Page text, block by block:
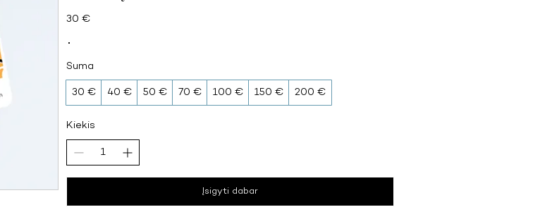
30 €
Suma
30 €
40 € 50 € 70 € 100 € 150 € 200 €
Kiekis
Įsigyti dabar